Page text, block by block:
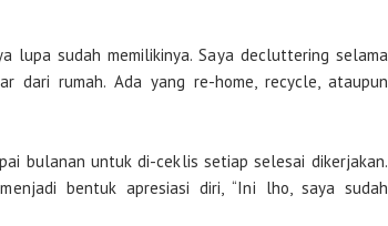
lupa sudah memilikinya. Saya decluttering selama
dari rumah. Ada yang re-home, recycle, ataupun
bulanan untuk di-ceklis setiap selesai dikerjakan.
bentuk apresiasi diri, “Ini lho, saya sudah